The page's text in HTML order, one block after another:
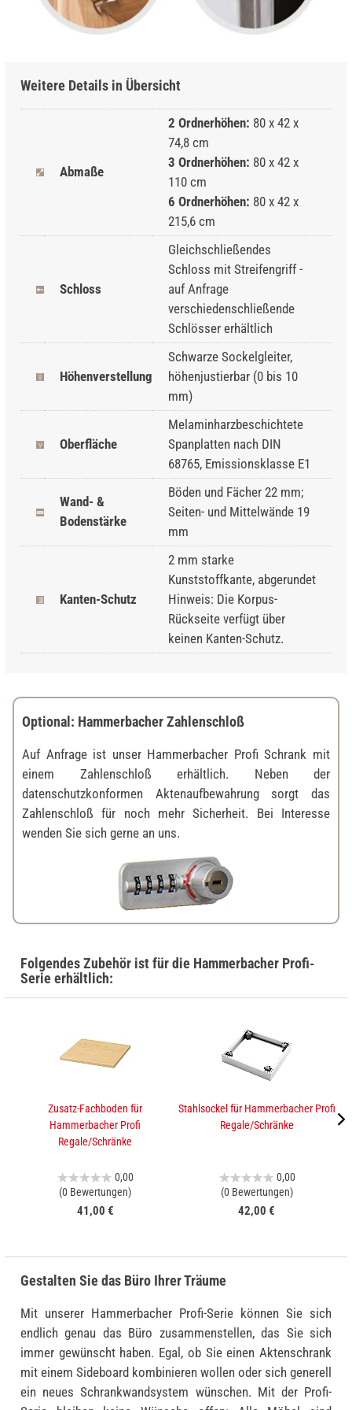
Weitere Details in Übersicht
Abmaße
2 Ordnerhöhen: 80 x 42 x
74,8 cm
3 Ordnerhöhen: 80 x 42 x
110 cm
6 Ordnerhöhen: 80 x 42 x
215,6 cm
Schloss
Gleichschließendes
Schloss mit Streifengriff -
auf Anfrage
verschiedenschließende
Schlösser erhältlich
Höhenverstellung
Schwarze Sockelgleiter,
höhenjustierbar (0 bis 10
mm)
Oberfläche
Melaminharzbeschichtete
Spanplatten nach DIN
68765, Emissionsklasse E1
Wand- &
Bodenstärke
Böden und Fächer 22 mm;
Seiten- und Mittelwände 19
mm
Kanten-Schutz
2 mm starke
Kunststoffkante, abgerundet
Hinweis: Die Korpus-
Rückseite verfügt über
keinen Kanten-Schutz.
Optional: Hammerbacher Zahlenschloß
Auf Anfrage ist unser Hammerbacher Profi Schrank mit
einem Zahlenschloß erhältlich. Neben der
datenschutzkonformen Aktenaufbewahrung sorgt das
Zahlenschloß für noch mehr Sicherheit. Bei Interesse
wenden Sie sich gerne an uns.
Folgendes Zubehör ist für die Hammerbacher Profi-
Serie erhältlich:
Zusatz-Fachboden für
Hammerbacher Profi
Regale/Schränke
0,00
(0 Bewertungen)
41,00 €
Stahlsockel für Hammerbacher Profi
Regale/Schränke
0,00
(0 Bewertungen)
42,00 €
Gestalten Sie das Büro Ihrer Träume
Mit unserer Hammerbacher Profi-Serie können Sie sich
endlich genau das Büro zusammenstellen, das Sie sich
immer gewünscht haben. Egal, ob Sie einen Aktenschrank
mit einem Sideboard kombinieren wollen oder sich generell
ein neues Schrankwandsystem wünschen. Mit der Profi-